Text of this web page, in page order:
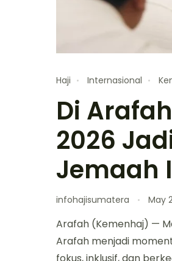
Haji Internasional
Di
2026
Jemaah
infohajisumatera May
Arafah (Kemenhaj) —
Arafah menjadi
fokus, inklusif, dan